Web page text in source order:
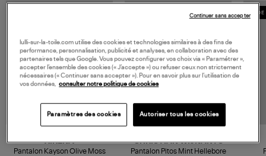
XIRENA
Pantalon Kayson Olive Moss
CHRISTIAN WIJNANTS
Pantalon Pitos Mint Hellebore
lulli-sur-la-toile.com utilise des cookies et technologies similaires à des fins de
performance, personnalisation, publicité et analyses, en collaboration avec des
partenaires tels que Google. Vous pouvez configurer vos choix via « Paramétrer »,
accepter l’ensemble des cookies (« J’accepte ») ou refuser ceux non strictement
nécessaires (« Continuer sans accepter »). Pour en savoir plus sur l’utilisation de
vos données,
consulter notre politique de cookies
Paramètres des cookies Autoriser tous les cookies
Continuer sans accepter